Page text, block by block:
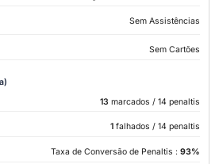
Sem Assistências
Sem Cartões
13 marcados / 14 penaltis
1 falhados / 14 penaltis
Taxa de Conversão de Penaltis : 93%